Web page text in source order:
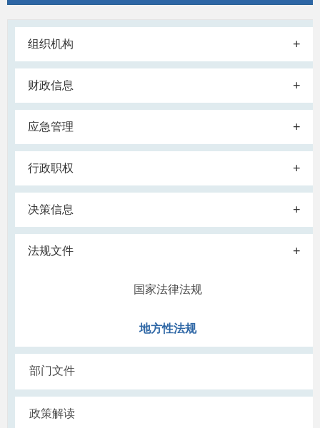
组织机构 +
财政信息 +
应急管理 +
行政职权 +
决策信息 +
法规文件 +
国家法律法规
地方性法规
部门文件
政策解读